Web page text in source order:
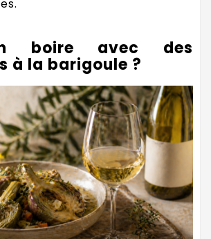
boire avec des
à la barigoule ?